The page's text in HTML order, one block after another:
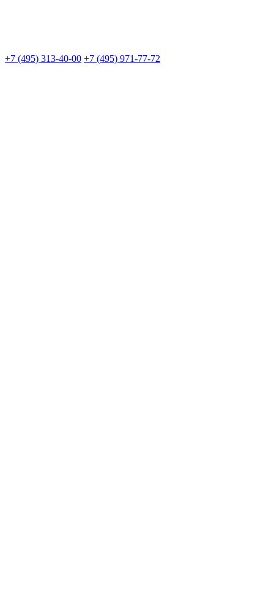
+7 (495) 313-40-00 +7 (495) 971-77-72